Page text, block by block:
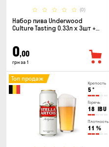
(0)
Набор пива Underwood
Culture Tasting 0.33л x 3шт +
0,00
грн за 1
Крепость
5 °
Горечь
18 IBU
Плотность
11 %
Топ продаж